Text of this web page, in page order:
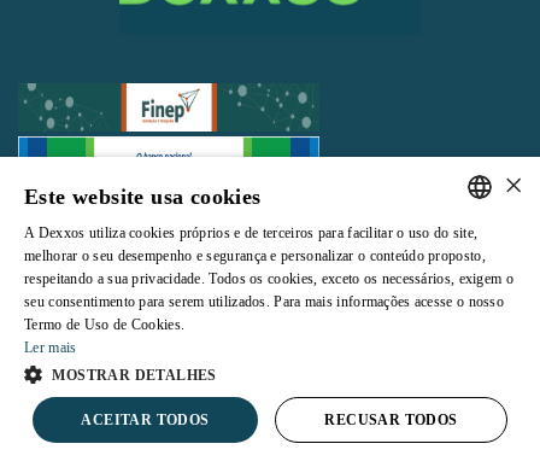
Privacidade
PORTUGUESE
ENGLISH
×
Este website usa cookies
A Dexxos utiliza cookies próprios e de terceiros para facilitar o uso do site,
melhorar o seu desempenho e segurança e personalizar o conteúdo proposto,
respeitando a sua privacidade. Todos os cookies, exceto os necessários, exigem o
seu consentimento para serem utilizados. Para mais informações acesse o nosso
Termo de Uso de Cookies.
Ler mais
MOSTRAR DETALHES
ACEITAR TODOS RECUSAR TODOS